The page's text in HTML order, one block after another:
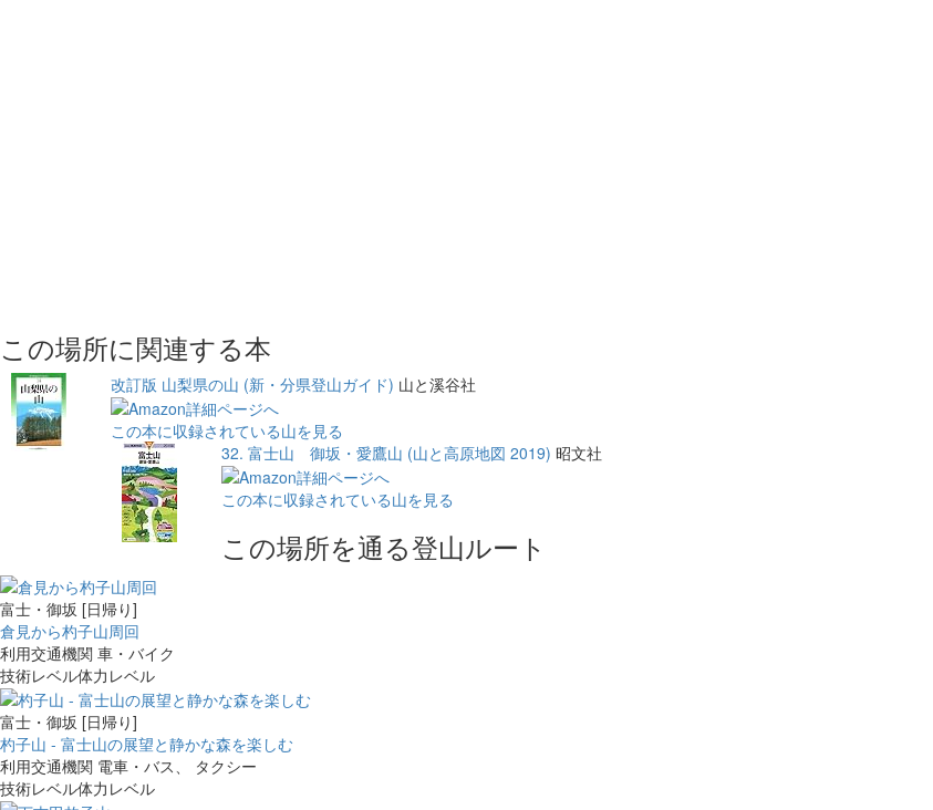
この場所に関連する本
改訂版 山梨県の山 (新・分県登山ガイド) 山と溪谷社
この本に収録されている山を見る
32. 富士山 御坂・愛鷹山 (山と高原地図 2019) 昭文社
この本に収録されている山を見る
この場所を通る登山ルート
富士・御坂 [日帰り]
倉見から杓子山周回
利用交通機関 車・バイク
技術レベル体力レベル
富士・御坂 [日帰り]
杓子山 - 富士山の展望と静かな森を楽しむ
利用交通機関 電車・バス、 タクシー
技術レベル体力レベル